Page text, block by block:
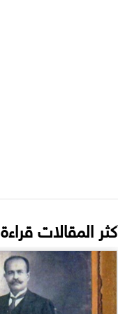
المقالات قراءة